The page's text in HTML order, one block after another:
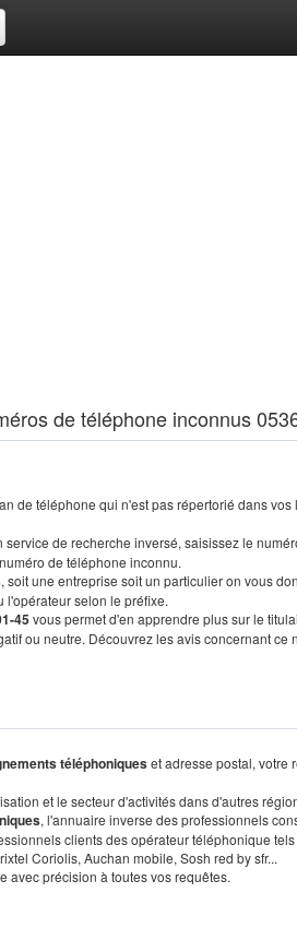
de téléphone inconnus
de téléphone qui n'est pas répertorié dans
de recherche inversé, saisissez le
de téléphone inconnu.
, soit une entreprise soit un particulier on vous
l'opérateur selon le préfixe.
45vous permet d'en apprendre plus sur le
ou neutre. Découvrez les avis concernant ce
téléphoniqueset adresse postal, votre
et le secteur d'activités dans d'autres
, l'annuaire inverse des professionnels
clients des opérateur téléphonique
Coriolis, Auchan mobile, Sosh red by sfr...
avec précision à toutes vos requêtes.